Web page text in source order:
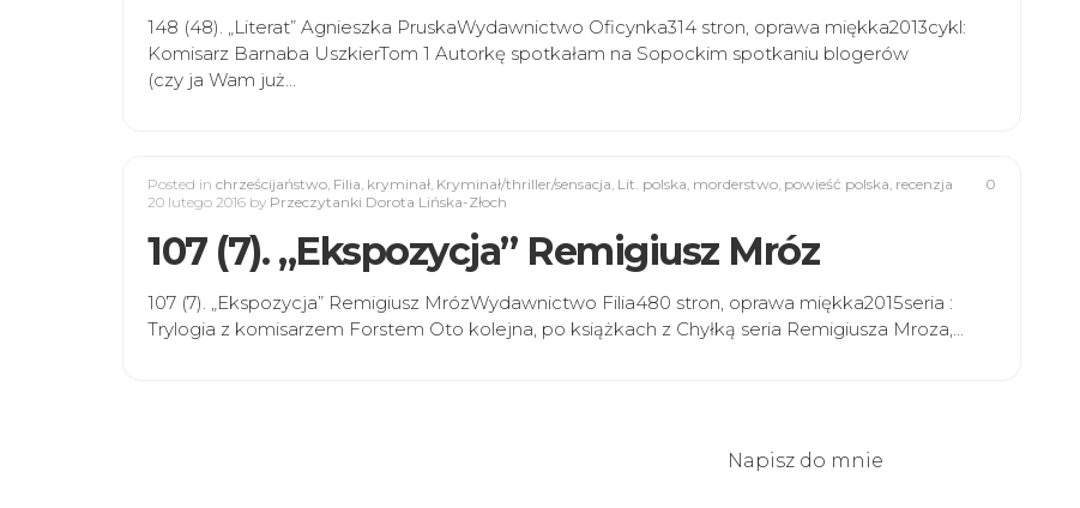
148 (48). „Literat” Agnieszka PruskaWydawnictwo Oficynka314 stron, oprawa miękka2013cykl:
Komisarz Barnaba UszkierTom 1 Autorkę spotkałam na Sopockim spotkaniu blogerów
(czy ja Wam już…
0
Posted in chrześcijaństwo Filia kryminał Kryminał/thriller/sensacja Lit. polska morderstwo powieść polska recenzja
20 lutego 2016 by Przeczytanki Dorota Lińska-Złoch
107 (7). „Ekspozycja” Remigiusz Mróz
107 (7). „Ekspozycja” Remigiusz MrózWydawnictwo Filia480 stron, oprawa miękka2015seria :
Trylogia z komisarzem Forstem Oto kolejna, po książkach z Chyłką seria Remigiusza Mroza,…
Napisz do mnie